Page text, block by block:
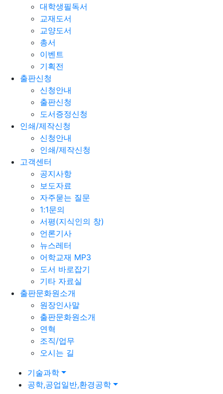
대학생필독서
교재도서
교양도서
총서
이벤트
기획전
출판신청
신청안내
출판신청
도서증정신청
인쇄/제작신청
신청안내
인쇄/제작신청
고객센터
공지사항
보도자료
자주묻는 질문
1:1문의
서평(지식인의 창)
언론기사
뉴스레터
어학교재 MP3
도서 바로잡기
기타 자료실
출판문화원소개
원장인사말
출판문화원소개
연혁
조직/업무
오시는 길
기술과학
공학,공업일반,환경공학